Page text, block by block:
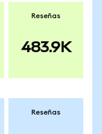
Reseñas
483.9K
Reseñas